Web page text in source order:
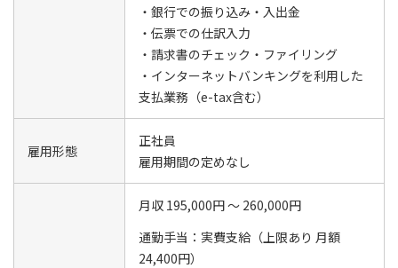
・銀行での振り込み・入出金
・伝票での仕訳入力
・請求書のチェック・ファイリング
・インターネットバンキングを利用した
支払業務（e-tax含む）
雇用形態
正社員
雇用期間の定めなし
月収 195,000円 ～ 260,000円
通勤手当：実費支給（上限あり 月額
24,400円）